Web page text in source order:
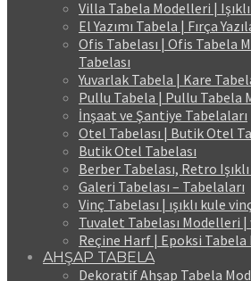
Villa Tabela Modelleri |
El Yazımı Tabela | Fırça
Ofis Tabelası | Ofis Tabela
Tabelası
Yuvarlak Tabela | Kare
Pullu Tabela | Pullu Tabela
İnşaat ve Şantiye Tabelaları
Otel Tabelası | Butik Otel
Butik Otel Tabelası
Berber Tabelası, Retro
Galeri Tabelası – Tabelaları
Vinç Tabelası | ışıklı kule
Tuvalet Tabelası Modelleri |
Reçine Harf | Epoksi
AHŞAP TABELA
Dekoratif Ahşap Tabela